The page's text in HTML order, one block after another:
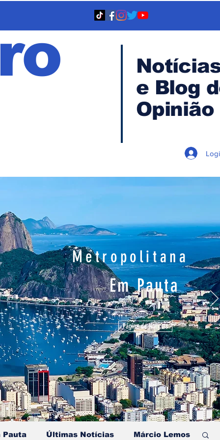
e Blog
Opinião
Pauta Últimas Notícias Márcio Lemos
Metropolitana
Em Pauta
Página de Notícias